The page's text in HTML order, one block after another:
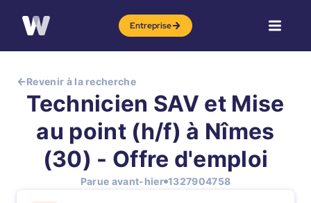
Entreprise
Revenir à la recherche
Technicien SAV et Mise
au point (h/f) à Nîmes
(30) - Offre d'emploi
Parue avant-hier 1327904758